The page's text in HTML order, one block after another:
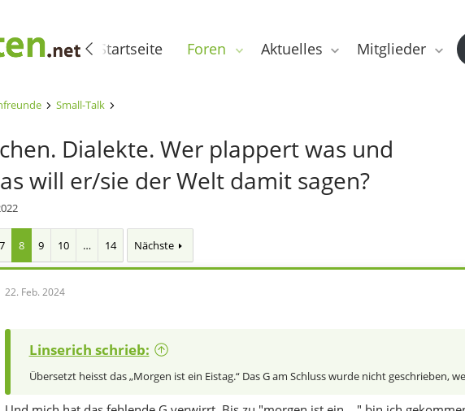
Startseite Foren Aktuelles Mitglieder
Small-Talk
Dialekte. Wer plappert was und
will er/sie der Welt damit sagen?
7 8 9 10 … 14 Nächste
22. Feb. 2024
Linserich schrieb:
Übersetzt heisst das „Morgen ist ein Eistag.“ Das G am Schluss wurde nicht geschrieben,